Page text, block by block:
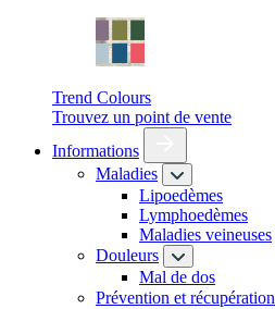
Trend Colours
Trouvez un point de vente
Informations
Maladies
Lipoedèmes
Lymphoedèmes
Maladies veineuses
Douleurs
Mal de dos
Prévention et récupération